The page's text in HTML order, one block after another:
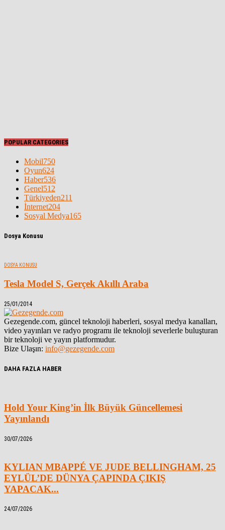
POPULAR CATEGORIES
Mobil750
Oyun624
Haber536
Genel512
Türkiyeden211
İnternet204
Sosyal Medya165
Dosya Konusu
DOSYA KONUSU
Tesla Model S, Gerçek Akıllı Araba
25/01/2014
Gezegende.com, güncel teknoloji haberleri, sosyal medya kanalları,
video yayınları ve radyo programı ile teknoloji severlerle buluşturan
bir teknoloji ve yayın platformudur.
Bize Ulaşın: info@gezegende.com
DAHA FAZLA HABER
Hold Your King’in İlk Büyük Güncellemesi
Yayınlandı
30/07/2026
KYLIAN MBAPPÉ VE JUDE BELLINGHAM, 25
EYLÜL’DE DÜNYA ÇAPINDA ÇIKIŞ
YAPACAK...
24/07/2026